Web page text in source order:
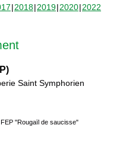
2018 2019 2020 2022
Saint Symphorien
"Rougaïl de saucisse"